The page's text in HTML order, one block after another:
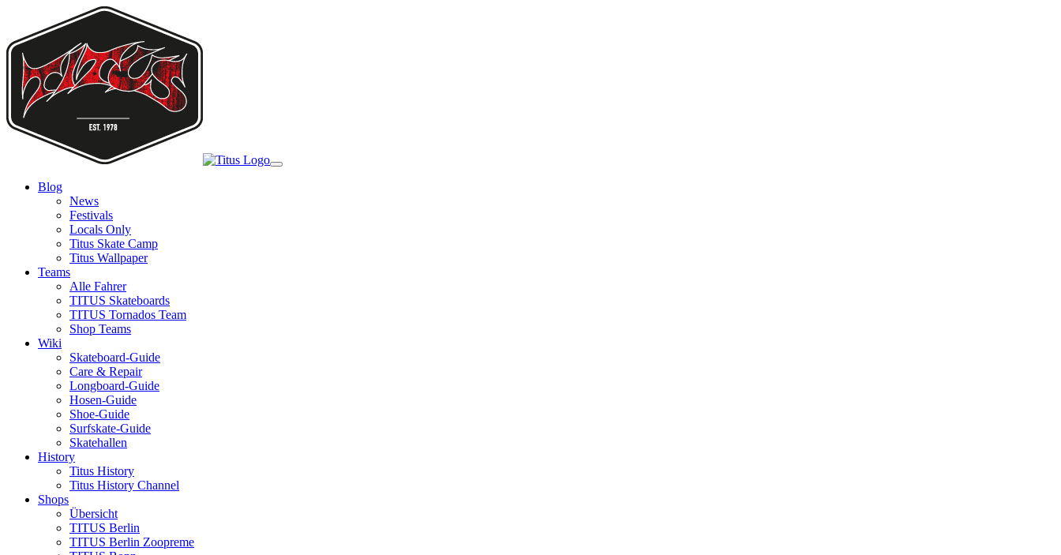
main
content
Toggle
Blog
News
Festivals
Locals Only
Titus Skate Camp
Titus Wallpaper
Teams
Alle Fahrer
TITUS Skateboards
TITUS Tornados Team
Shop Teams
Wiki
Skateboard-Guide
Care & Repair
Longboard-Guide
Hosen-Guide
Shoe-Guide
Surfskate-Guide
Skatehallen
History
Titus History
Titus History Channel
Shops
Übersicht
TITUS Berlin
TITUS Berlin Zoopreme